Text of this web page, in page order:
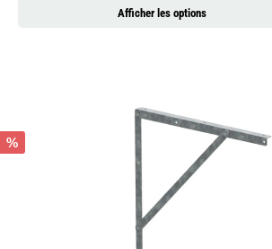
Afficher les options
%